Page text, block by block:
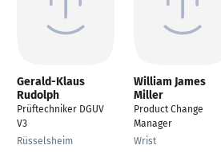
Gerald-Klaus
Rudolph
Prüftechniker DGUV
V3
Rüsselsheim
William James
Miller
Product Change
Manager
Wrist